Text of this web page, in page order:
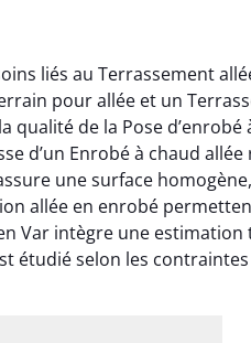
liés au Terrassement
pour allée et un
de la Pose
d’un Enrobé à chaud
une surface
allée en enrobé
Var intègre une
étudié selon les